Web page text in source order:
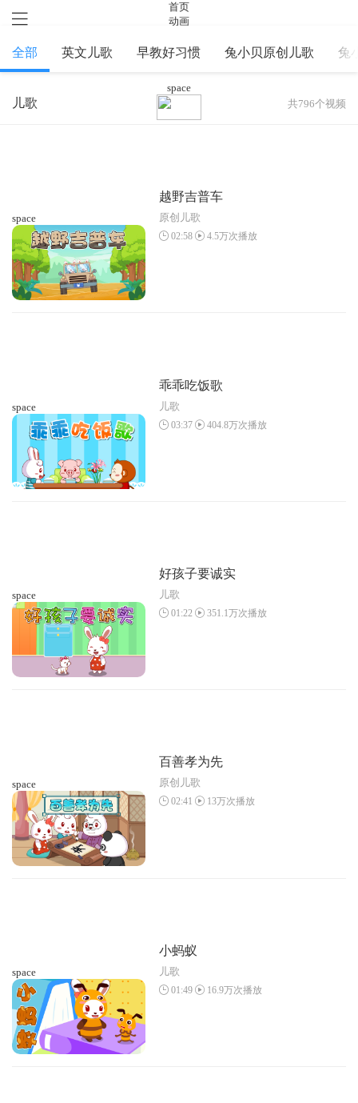
首页
动画
合作
space
全部 英文儿歌 早教好习惯 兔小贝原创儿歌 兔
儿歌 共796个视频
space
越野吉普车
原创儿歌
02:58 4.5万次播放
space
乖乖吃饭歌
儿歌
03:37 404.8万次播放
space
好孩子要诚实
儿歌
01:22 351.1万次播放
space
百善孝为先
原创儿歌
02:41 13万次播放
space
小蚂蚁
儿歌
01:49 16.9万次播放